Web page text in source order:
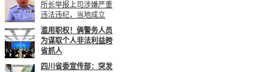
所长举报上司涉嫌严重
违法违纪，当地成立
滥用职权！俩警务人员
为谋取个人非法利益跨
省抓人
四川省委宣传部：突发